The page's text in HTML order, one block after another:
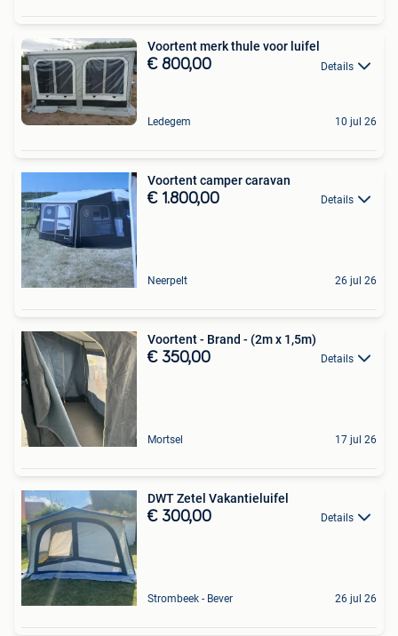
Voortent merk thule voor luifel
€ 800,00 Details
Ledegem 10 jul 26
Voortent camper caravan
€ 1.800,00 Details
Neerpelt 26 jul 26
Voortent - Brand - (2m x 1,5m)
€ 350,00 Details
Mortsel 17 jul 26
DWT Zetel Vakantieluifel
€ 300,00 Details
Strombeek - Bever 26 jul 26